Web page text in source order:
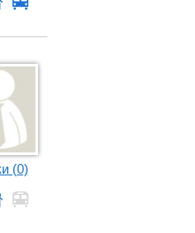
(0)